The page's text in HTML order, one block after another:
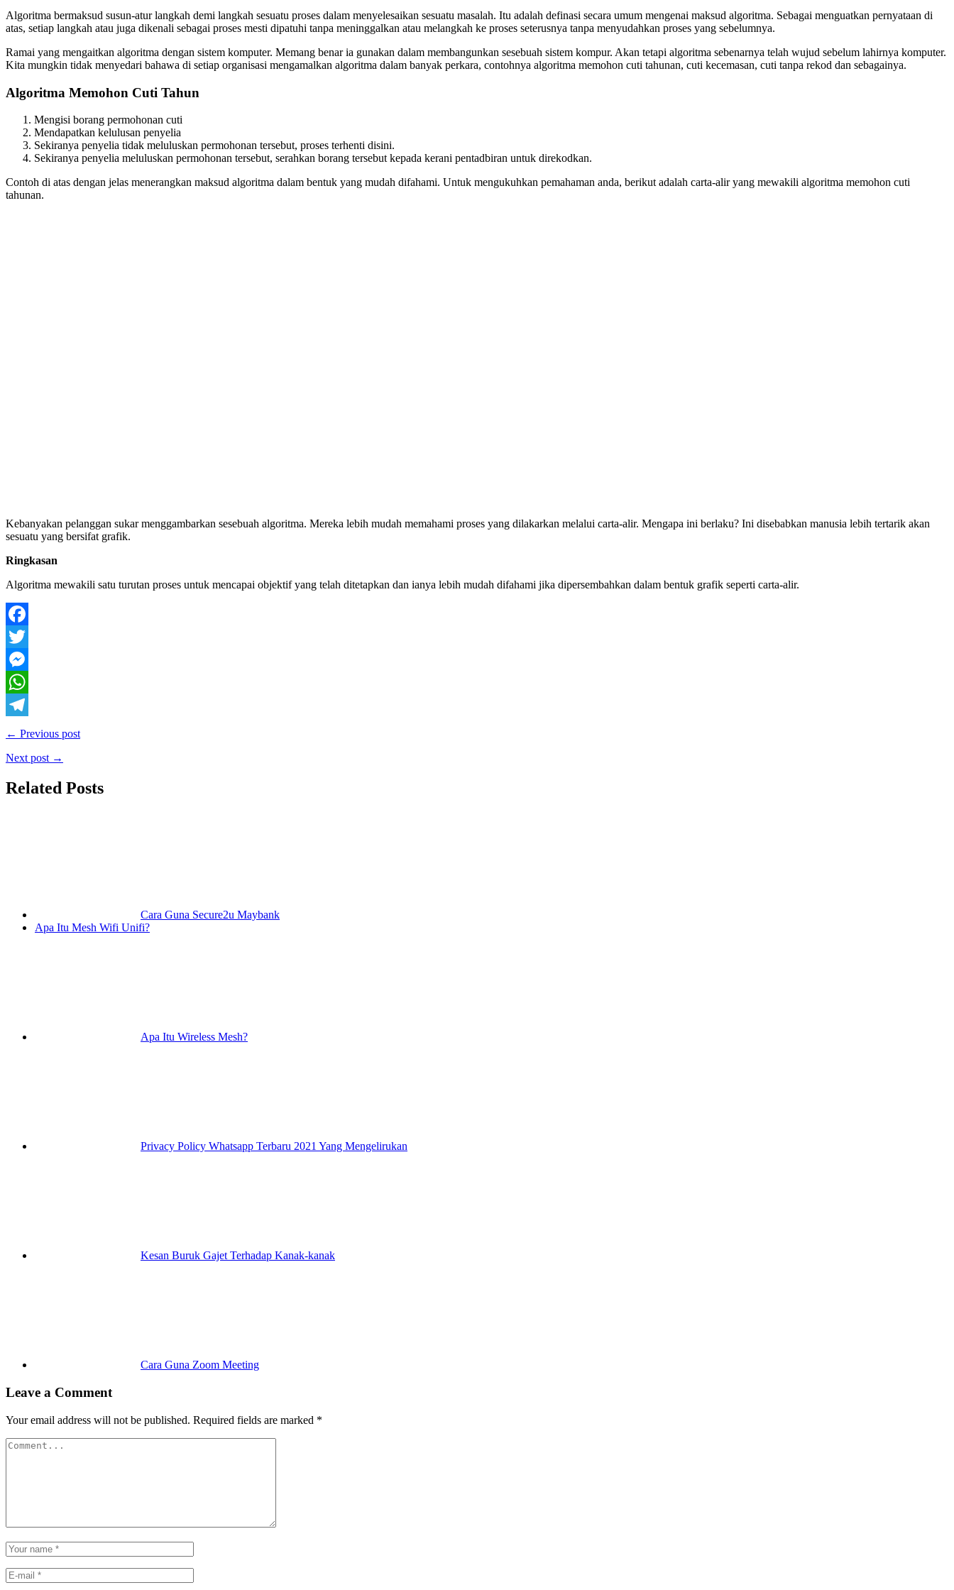
Algoritma bermaksud susun-atur langkah demi langkah sesuatu proses dalam menyelesaikan sesuatu masalah. Itu adalah definasi secara umum mengenai maksud algoritma. Sebagai menguatkan pernyataan di
atas, setiap langkah atau juga dikenali sebagai proses mesti dipatuhi tanpa meninggalkan atau melangkah ke proses seterusnya tanpa menyudahkan proses yang sebelumnya.
Ramai yang mengaitkan algoritma dengan sistem komputer. Memang benar ia gunakan dalam membangunkan sesebuah sistem kompur. Akan tetapi algoritma sebenarnya telah wujud sebelum lahirnya komputer.
Kita mungkin tidak menyedari bahawa di setiap organisasi mengamalkan algoritma dalam banyak perkara, contohnya algoritma memohon cuti tahunan, cuti kecemasan, cuti tanpa rekod dan sebagainya.
Algoritma Memohon Cuti Tahun
Mengisi borang permohonan cuti
Mendapatkan kelulusan penyelia
Sekiranya penyelia tidak meluluskan permohonan tersebut, proses terhenti disini.
Sekiranya penyelia meluluskan permohonan tersebut, serahkan borang tersebut kepada kerani pentadbiran untuk direkodkan.
Contoh di atas dengan jelas menerangkan maksud algoritma dalam bentuk yang mudah difahami. Untuk mengukuhkan pemahaman anda, berikut adalah carta-alir yang mewakili algoritma memohon cuti
tahunan.
Kebanyakan pelanggan sukar menggambarkan sesebuah algoritma. Mereka lebih mudah memahami proses yang dilakarkan melalui carta-alir. Mengapa ini berlaku? Ini disebabkan manusia lebih tertarik akan
sesuatu yang bersifat grafik.
Ringkasan
Algoritma mewakili satu turutan proses untuk mencapai objektif yang telah ditetapkan dan ianya lebih mudah difahami jika dipersembahkan dalam bentuk grafik seperti carta-alir.
Facebook
Twitter
Messenger
WhatsApp
Telegram
← Previous post
Next post →
Related Posts
Cara Guna Secure2u Maybank
Apa Itu Mesh Wifi Unifi?
Apa Itu Wireless Mesh?
Privacy Policy Whatsapp Terbaru 2021 Yang Mengelirukan
Kesan Buruk Gajet Terhadap Kanak-kanak
Cara Guna Zoom Meeting
Leave a Comment
Your email address will not be published. Required fields are marked *